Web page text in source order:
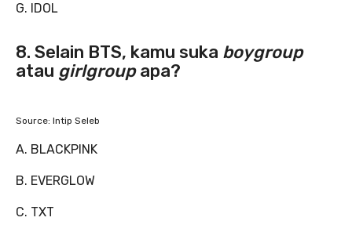
G. IDOL
8. Selain BTS, kamu suka boygroup
atau girlgroupapa?
Source: Intip Seleb
A. BLACKPINK
B. EVERGLOW
C. TXT